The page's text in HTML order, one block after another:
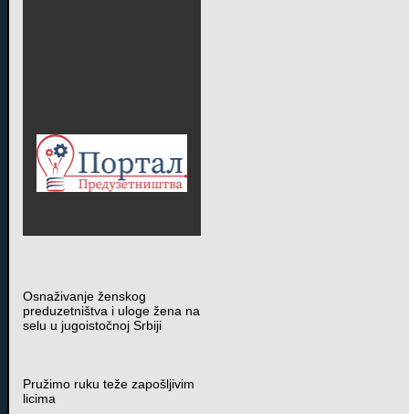
Osnaživanje ženskog
preduzetništva i uloge žena na
selu u jugoistočnoj Srbiji
Pružimo ruku teže zapošljivim
licima